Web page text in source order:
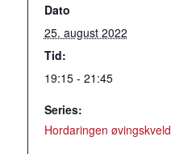
Dato
25. august 2022
Tid:
19:15 - 21:45
Series:
Hordaringen øvingskveld